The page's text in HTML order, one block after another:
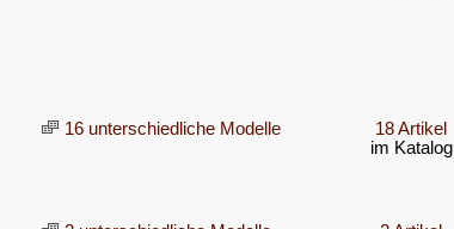
16 unterschiedliche Modelle
18 Artikel
im Katalog